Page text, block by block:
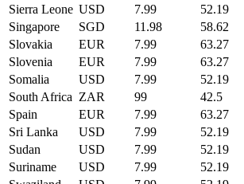
Sierra Leone USD 7.99 52.19
Singapore
SGD 11.98 58.62
Slovakia
EUR 7.99 63.27
Slovenia
EUR 7.99 63.27
Somalia
USD 7.99 52.19
South Africa ZAR 99 42.5
Spain
EUR 7.99 63.27
Sri Lanka
USD 7.99 52.19
Sudan
USD 7.99 52.19
Suriname
USD 7.99 52.19